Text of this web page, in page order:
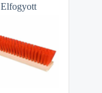
Elfogyott